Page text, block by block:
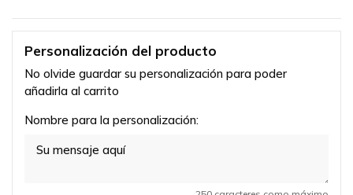
Personalización del producto
No olvide guardar su personalización para poder
añadirla al carrito
Nombre para la personalización: